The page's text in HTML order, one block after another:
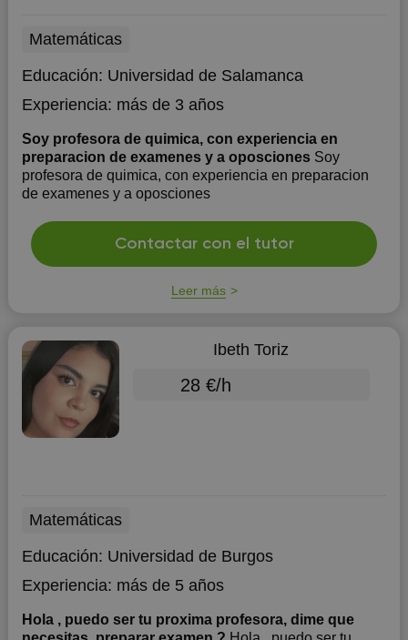
Matemáticas
Educación: Universidad de Salamanca
Experiencia: más de 3 años
Soy profesora de quimica, con experiencia en
preparacion de examenes y a oposciones Soy
profesora de quimica, con experiencia en preparacion
de examenes y a oposciones
Contactar con el tutor
Leer más
Ibeth Toriz
28 €/h
Matemáticas
Educación: Universidad de Burgos
Experiencia: más de 5 años
Hola , puedo ser tu proxima profesora, dime que